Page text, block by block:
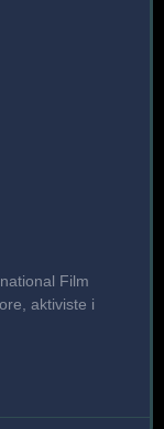
Film
aktiviste i